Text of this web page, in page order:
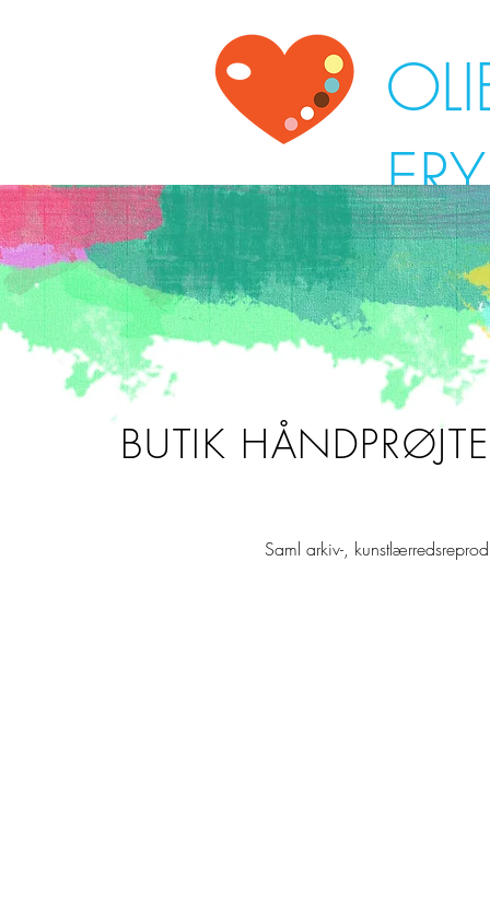
BUTIK MALERI UNDER $500 BUTIK TRYK
BUTIK
Saml arkiv-,